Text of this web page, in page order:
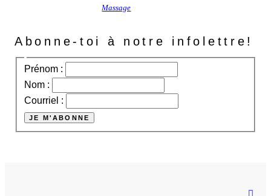
Massage
Abonne-toi à notre infolettre!
Prénom :
Nom :
Courriel :